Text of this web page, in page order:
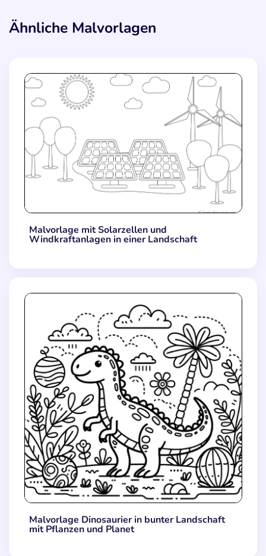
Ähnliche Malvorlagen
Malvorlage mit Solarzellen und
Windkraftanlagen in einer Landschaft
Malvorlage Dinosaurier in bunter Landschaft
mit Pflanzen und Planet